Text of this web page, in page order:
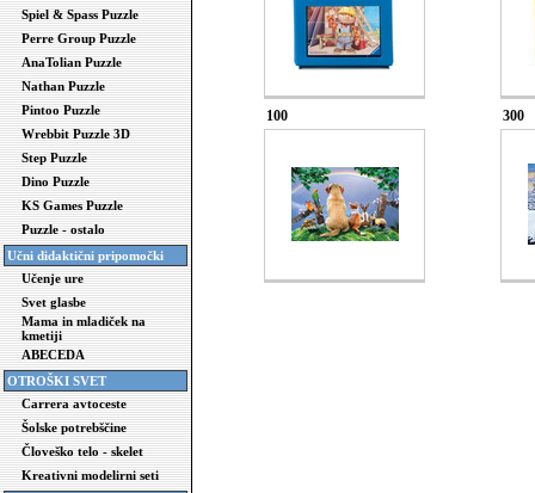
Spiel & Spass Puzzle
Perre Group Puzzle
AnaTolian Puzzle
Nathan Puzzle
Pintoo Puzzle
Wrebbit Puzzle 3D
Step Puzzle
Dino Puzzle
KS Games Puzzle
Puzzle - ostalo
Učni didaktični pripomočki
Učenje ure
Svet glasbe
Mama in mladiček na
kmetiji
ABECEDA
OTROŠKI SVET
Carrera avtoceste
Šolske potrebščine
Človeško telo - skelet
Kreativni modelirni seti
100 300